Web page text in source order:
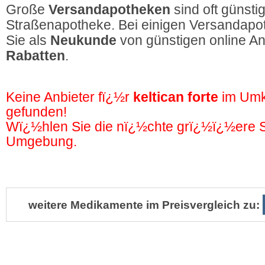
Große Versandapotheken sind oft
Straßenapotheke. Bei einigen
Sie als Neukunde von günstigen online
Rabatten.
Keine Anbieter fï¿½r keltican forte im
gefunden!
Wï¿½hlen Sie die nï¿½chte grï¿½ï¿½ere
Umgebung.
weitere Medikamente im Preisvergleich zu: